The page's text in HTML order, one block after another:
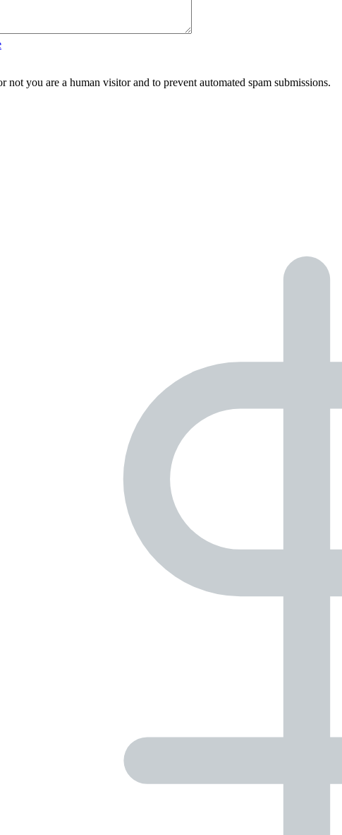
not you are a human visitor and to prevent automated spam submissions.